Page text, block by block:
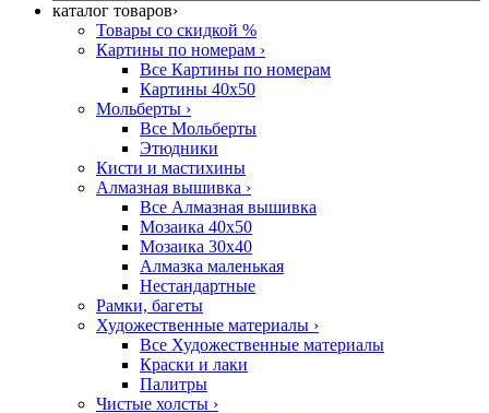
каталог товаров›
Товары со скидкой %
Картины по номерам ›
Все Картины по номерам
Картины 40x50
Мольберты ›
Все Мольберты
Этюдники
Кисти и мастихины
Алмазная вышивка ›
Все Алмазная вышивка
Мозаика 40x50
Мозаика 30x40
Алмазка маленькая
Нестандартные
Рамки, багеты
Художественные материалы ›
Все Художественные материалы
Краски и лаки
Палитры
Чистые холсты ›